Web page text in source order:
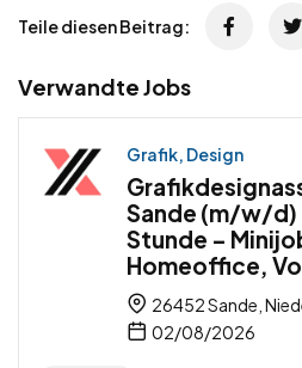
Teile diesen Beitrag:
Verwandte Jobs
Grafik, Design
Sande (m/w/d)
Stunde –
Homeoffice,
26452 Sande,
02/08/2026